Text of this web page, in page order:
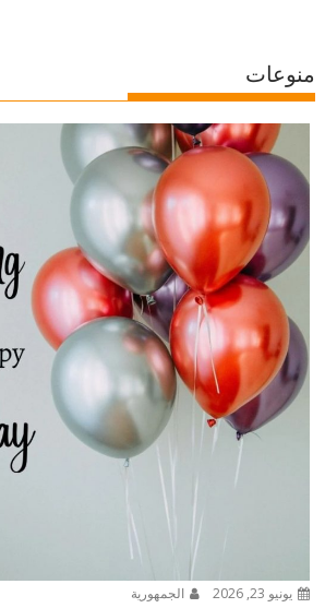
منوعات
يونيو 23, 2026 الجمهورية